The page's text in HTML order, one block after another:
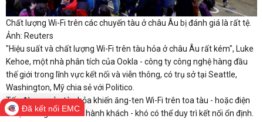
Chất lượng Wi-Fi trên các chuyến tàu ở châu Âu bị đánh giá là rất tệ.
Ảnh: Reuters
"Hiệu suất và chất lượng Wi-Fi trên tàu hỏa ở châu Âu rất kém", Luke
Kehoe, một nhà phân tích của Ookla - công ty công nghệ hàng đầu
thế giới trong lĩnh vực kết nối và viễn thông, có trụ sở tại Seattle,
Washington, Mỹ chia sẻ với Politico.
Tốc độ cao của tàu hỏa khiến ăng-ten Wi-Fi trên toa tàu - hoặc điện
thoại thông minh của hành khách - khó có thể duy trì kết nối ổn định.
Đã kết nối EMC